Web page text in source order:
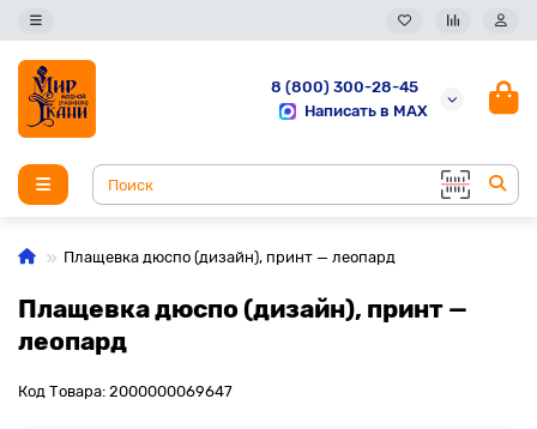
8 (800) 300-28-45
Написать в MAX
Плащевка дюспо (дизайн), принт — леопард
Плащевка дюспо (дизайн), принт —
леопард
Код Товара: 2000000069647